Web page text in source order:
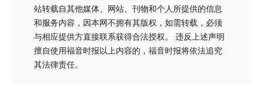
站转载自其他媒体、网站、刊物和个人所提供的信息
和服务内容，因本网不拥有其版权，如需转载，必须
与相应提供方直接联系获得合法授权。 违反上述声明
擅自使用福音时报以上内容的，福音时报将依法追究
其法律责任。